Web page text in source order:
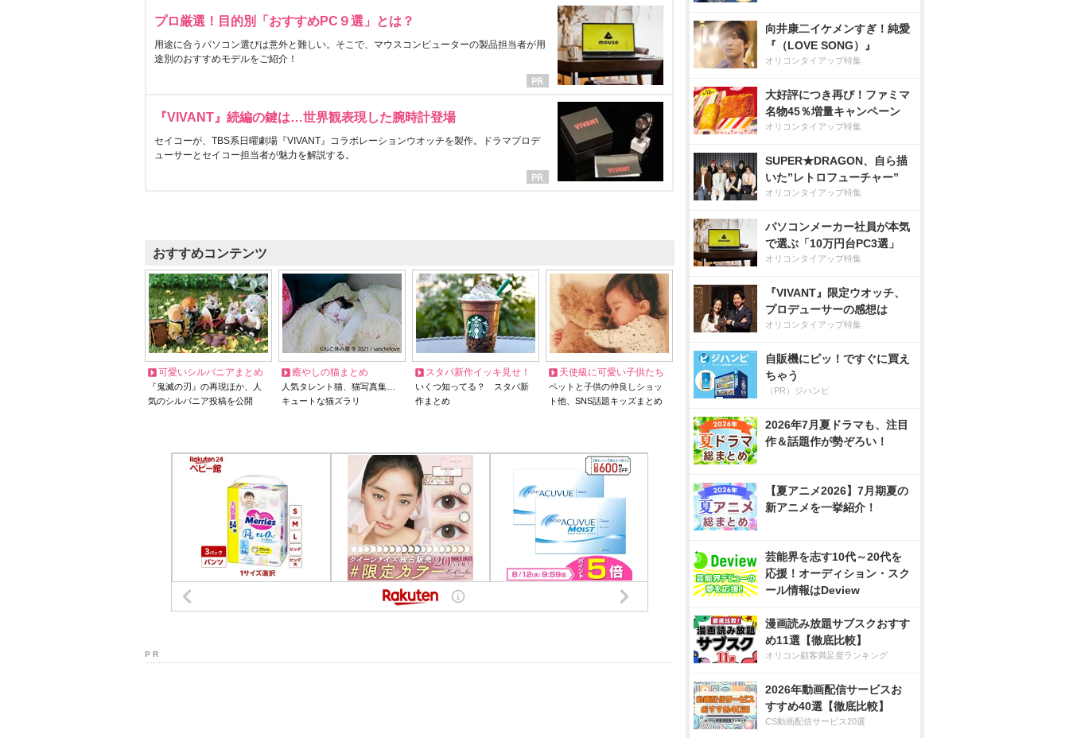
プロ厳選！目的別「おすすめPC９選」とは？
用途に合うパソコン選びは意外と難しい。そこで、マウスコンピューターの製品担当者が用
途別のおすすめモデルをご紹介！
『VIVANT』続編の鍵は…世界観表現した腕時計登場
セイコーが、TBS系日曜劇場『VIVANT』コラボレーションウオッチを製作。ドラマプロデ
ューサーとセイコー担当者が魅力を解説する。
おすすめコンテンツ
可愛いシルバニアまとめ
『鬼滅の刃』の再現ほか、人
気のシルバニア投稿を公開
癒やしの猫まとめ
人気タレント猫、猫写真集…
キュートな猫ズラリ
スタバ新作イッキ見せ！
いくつ知ってる？ スタバ新
作まとめ
天使級に可愛い子供たち
ペットと子供の仲良しショッ
ト他、SNS話題キッズまとめ
P R
向井康二イケメンすぎ！純愛
『（LOVE SONG）』
オリコンタイアップ特集
大好評につき再び！ファミマ
名物45％増量キャンペーン
オリコンタイアップ特集
SUPER★DRAGON、自ら描
いた”レトロフューチャー”
オリコンタイアップ特集
パソコンメーカー社員が本気
で選ぶ「10万円台PC3選」
オリコンタイアップ特集
『VIVANT』限定ウオッチ、
プロデューサーの感想は
オリコンタイアップ特集
自販機にピッ！ですぐに買え
ちゃう
（PR）ジハンピ
2026年7月夏ドラマも、注目
作＆話題作が勢ぞろい！
【夏アニメ2026】7月期夏の
新アニメを一挙紹介！
芸能界を志す10代～20代を
応援！オーディション・スク
ール情報はDeview
漫画読み放題サブスクおすす
め11選【徹底比較】
オリコン顧客満足度ランキング
2026年動画配信サービスお
すすめ40選【徹底比較】
CS動画配信サービス20選